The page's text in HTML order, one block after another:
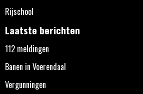
Rijschool
Laatste berichten
112 meldingen
Banen in Voerendaal
Vergunningen